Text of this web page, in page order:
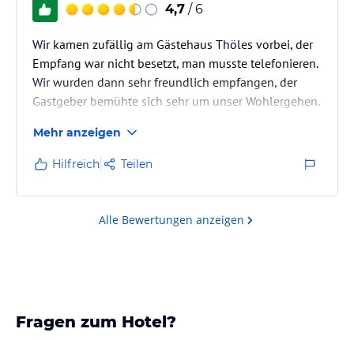
4,7 / 6
Wir kamen zufällig am Gästehaus Thöles vorbei, der
Empfang war nicht besetzt, man musste telefonieren.
Wir wurden dann sehr freundlich empfangen, der
Gastgeber bemühte sich sehr um unser Wohlergehen.
waren frisch renoviert und geschmachvoll modern
eingerichtet. Die Küche war an diesem Abend
geschlossen, das morgendliche Buffet war in
Ordnung. - Die unmittelbare Umgebung ist sehr ruhig,
ebenso wir das Örtchen Hoya selbst.
Mehr anzeigen
Hilfreich Teilen
Alle Bewertungen anzeigen
Fragen zum Hotel?